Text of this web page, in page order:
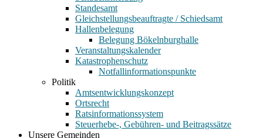
Standesamt
Gleichstellungsbeauftragte / Schiedsamt
Hallenbelegung
Belegung Bökelnburghalle
Veranstaltungskalender
Katastrophenschutz
Notfallinformationspunkte
Politik
Amtsentwicklungskonzept
Ortsrecht
Ratsinformationssystem
Steuerhebe-, Gebühren- und Beitragssätze
Unsere Gemeinden